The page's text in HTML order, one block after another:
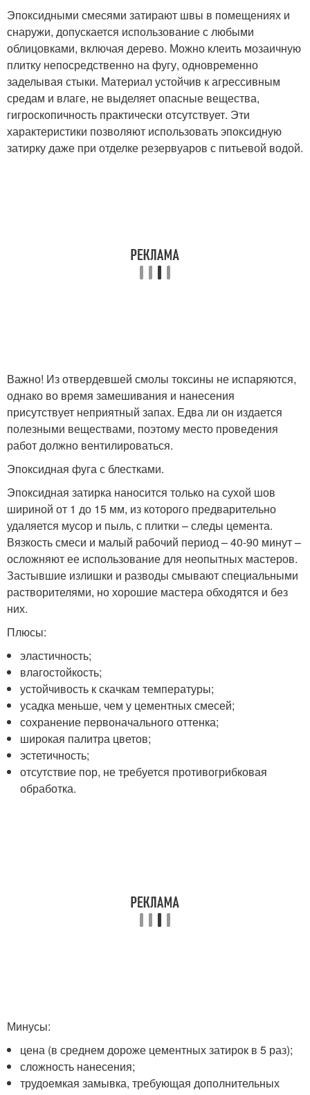
Эпоксидными смесями затирают швы в помещениях и
снаружи, допускается использование с любыми
облицовками, включая дерево. Можно клеить мозаичную
плитку непосредственно на фугу, одновременно
заделывая стыки. Материал устойчив к агрессивным
средам и влаге, не выделяет опасные вещества,
гигроскопичность практически отсутствует. Эти
характеристики позволяют использовать эпоксидную
затирку даже при отделке резервуаров с питьевой водой.
Важно! Из отвердевшей смолы токсины не испаряются,
однако во время замешивания и нанесения
присутствует неприятный запах. Едва ли он издается
полезными веществами, поэтому место проведения
работ должно вентилироваться.
Эпоксидная фуга с блестками.
Эпоксидная затирка наносится только на сухой шов
шириной от 1 до 15 мм, из которого предварительно
удаляется мусор и пыль, с плитки – следы цемента.
Вязкость смеси и малый рабочий период – 40-90 минут –
осложняют ее использование для неопытных мастеров.
Застывшие излишки и разводы смывают специальными
растворителями, но хорошие мастера обходятся и без
них.
Плюсы:
эластичность;
влагостойкость;
устойчивость к скачкам температуры;
усадка меньше, чем у цементных смесей;
сохранение первоначального оттенка;
широкая палитра цветов;
эстетичность;
отсутствие пор, не требуется противогрибковая
обработка.
Минусы:
цена (в среднем дороже цементных затирок в 5 раз);
сложность нанесения;
трудоемкая замывка, требующая дополнительных